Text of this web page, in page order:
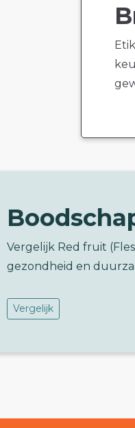
Vergelijk Red fruit
gezondheid en
Vergelijk